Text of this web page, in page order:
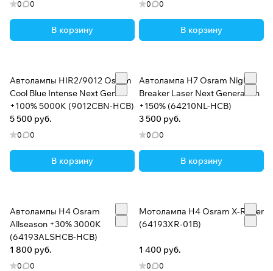
0 0
В корзину
0 0
В корзину
Автолампы HIR2/9012 Osram
Cool Blue Intense Next Gen
+100% 5000K (9012CBN-HCB)
5 500 руб.
0 0
В корзину
Автолампа H7 Osram Night
Breaker Laser Next Generation
+150% (64210NL-HCB)
3 500 руб.
0 0
В корзину
Автолампы H4 Osram
Allseason +30% 3000K
(64193ALSHCB-HCB)
1 800 руб.
0 0
Мотолампа H4 Osram X-Racer
(64193XR-01B)
1 400 руб.
0 0